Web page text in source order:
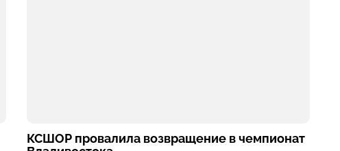
КСШОР провалила возвращение в чемпионат